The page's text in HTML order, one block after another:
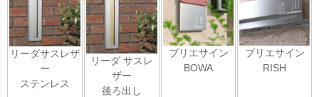
リーダサスレザ
ー
ステンレス
リーダ サスレ
ザー
後ろ出し
ブリエサイン
BOWA
ブリエサイン
RISH